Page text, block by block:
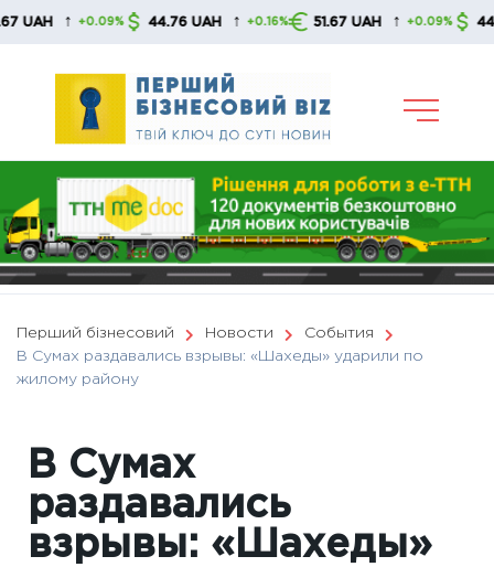
Skip
↑ +0.09% 44.76 UAH ↑ +0.16% 51.67 UAH ↑ +0.09% 44.76
Перший бізнесовий Новости
События
В Сумах раздавались взрывы: «Шахеды» ударили по
жилому району
В Сумах
раздавались
взрывы: «Шахеды»